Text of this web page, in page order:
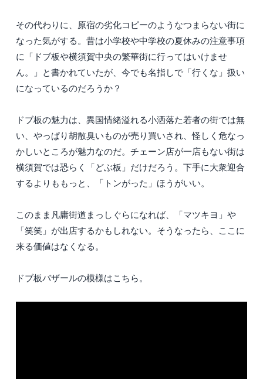
その代わりに、原宿の劣化コピーのようなつまらない街に
なった気がする。昔は小学校や中学校の夏休みの注意事項
に「ドブ板や横須賀中央の繁華街に行ってはいけませ
ん。」と書かれていたが、今でも名指しで「行くな」扱い
になっているのだろうか？
ドブ板の魅力は、異国情緒溢れる小洒落た若者の街では無
い、やっぱり胡散臭いものが売り買いされ、怪しく危なっ
かしいところが魅力なのだ。チェーン店が一店もない街は
横須賀では恐らく「どぶ板」だけだろう。下手に大衆迎合
するよりももっと、「トンがった」ほうがいい。
このまま凡庸街道まっしぐらになれば、「マツキヨ」や
「笑笑」が出店するかもしれない。そうなったら、ここに
来る価値はなくなる。
ドブ板バザールの模様はこちら。